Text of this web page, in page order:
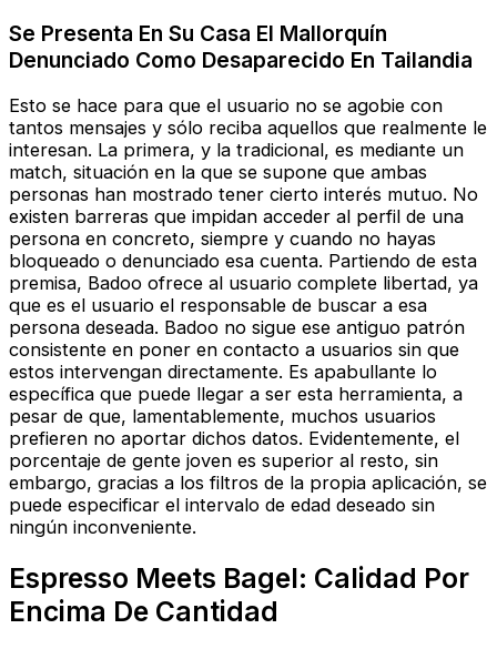
Se Presenta En Su Casa El Mallorquín
Denunciado Como Desaparecido En Tailandia
Esto se hace para que el usuario no se agobie con
tantos mensajes y sólo reciba aquellos que realmente le
interesan. La primera, y la tradicional, es mediante un
match, situación en la que se supone que ambas
personas han mostrado tener cierto interés mutuo. No
existen barreras que impidan acceder al perfil de una
persona en concreto, siempre y cuando no hayas
bloqueado o denunciado esa cuenta. Partiendo de esta
premisa, Badoo ofrece al usuario complete libertad, ya
que es el usuario el responsable de buscar a esa
persona deseada. Badoo no sigue ese antiguo patrón
consistente en poner en contacto a usuarios sin que
estos intervengan directamente. Es apabullante lo
específica que puede llegar a ser esta herramienta, a
pesar de que, lamentablemente, muchos usuarios
prefieren no aportar dichos datos. Evidentemente, el
porcentaje de gente joven es superior al resto, sin
embargo, gracias a los filtros de la propia aplicación, se
puede especificar el intervalo de edad deseado sin
ningún inconveniente.
Espresso Meets Bagel: Calidad Por
Encima De Cantidad